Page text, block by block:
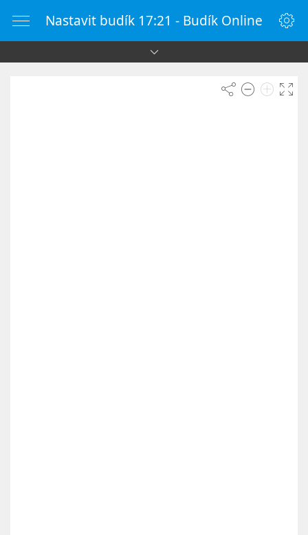
Nastavit budík 17:21 - Budík Online